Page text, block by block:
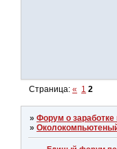
Страница:« 1 2
»Форум о заработке
»